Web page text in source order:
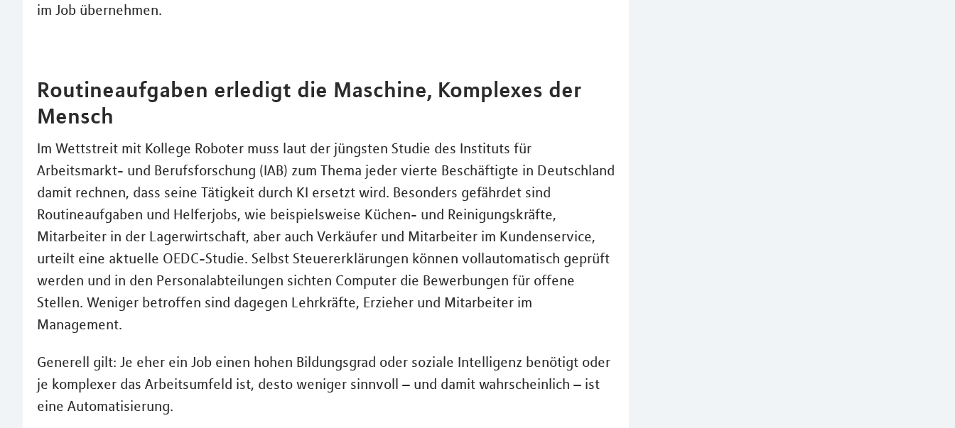
im Job übernehmen.
Routineaufgaben erledigt die Maschine, Komplexes der
Mensch
Im Wettstreit mit Kollege Roboter muss laut der jüngsten Studie des Instituts für
Arbeitsmarkt- und Berufsforschung (IAB) zum Thema jeder vierte Beschäftigte in Deutschland
damit rechnen, dass seine Tätigkeit durch KI ersetzt wird. Besonders gefährdet sind
Routineaufgaben und Helferjobs, wie beispielsweise Küchen- und Reinigungskräfte,
Mitarbeiter in der Lagerwirtschaft, aber auch Verkäufer und Mitarbeiter im Kundenservice,
urteilt eine aktuelle OEDC-Studie. Selbst Steuererklärungen können vollautomatisch geprüft
werden und in den Personalabteilungen sichten Computer die Bewerbungen für offene
Stellen. Weniger betroffen sind dagegen Lehrkräfte, Erzieher und Mitarbeiter im
Management.
Generell gilt: Je eher ein Job einen hohen Bildungsgrad oder soziale Intelligenz benötigt oder
je komplexer das Arbeitsumfeld ist, desto weniger sinnvoll – und damit wahrscheinlich – ist
eine Automatisierung.